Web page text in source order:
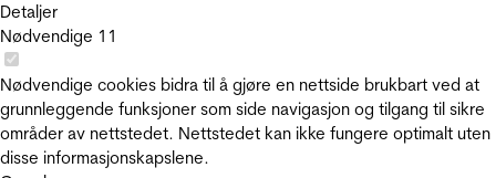
Detaljer
Nødvendige 11
Nødvendige cookies bidra til å gjøre en nettside brukbart ved at
grunnleggende funksjoner som side navigasjon og tilgang til sikre
områder av nettstedet. Nettstedet kan ikke fungere optimalt uten
disse informasjonskapslene.